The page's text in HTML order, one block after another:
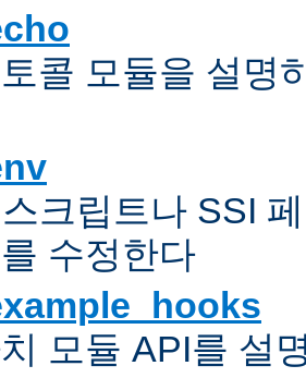
콜 모듈을 설명
크립트나 SSI
수정한다
모듈 API를 설